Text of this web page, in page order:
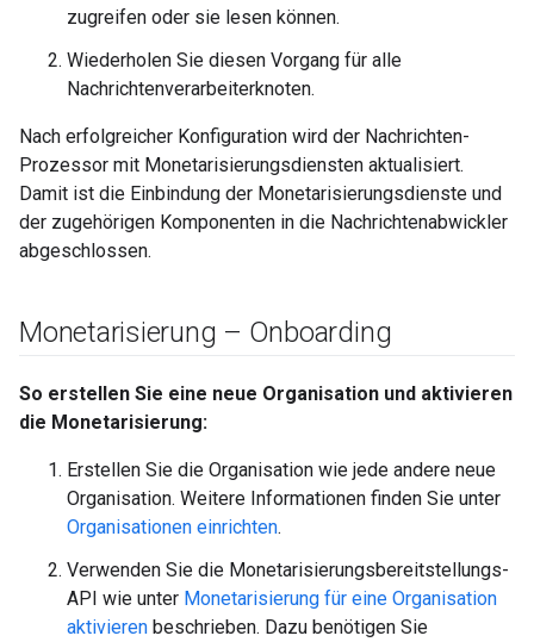
zugreifen oder sie lesen können.
Wiederholen Sie diesen Vorgang für alle
Nachrichtenverarbeiterknoten.
Nach erfolgreicher Konfiguration wird der Nachrichten-
Prozessor mit Monetarisierungsdiensten aktualisiert.
Damit ist die Einbindung der Monetarisierungsdienste und
der zugehörigen Komponenten in die Nachrichtenabwickler
abgeschlossen.
Monetarisierung – Onboarding
So erstellen Sie eine neue Organisation und aktivieren
die Monetarisierung:
Erstellen Sie die Organisation wie jede andere neue
Organisation. Weitere Informationen finden Sie unter
Organisationen einrichten.
Verwenden Sie die Monetarisierungsbereitstellungs-
API wie unter Monetarisierung für eine Organisation
aktivieren beschrieben. Dazu benötigen Sie